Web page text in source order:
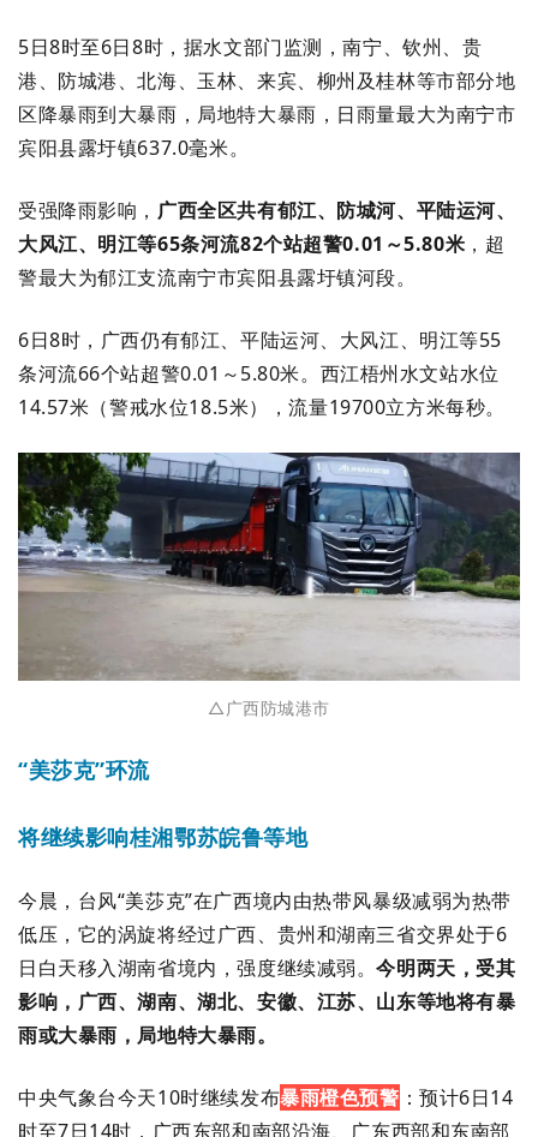
5日8时至6日8时，据水文部门监测，南宁、钦州、贵
港、防城港、北海、玉林、来宾、柳州及桂林等市部分地
区降暴雨到大暴雨，局地特大暴雨，日雨量最大为南宁市
宾阳县露圩镇637.0毫米。
受强降雨影响， 广西全区共有郁江、防城河、平陆运河、
大风江、明江等65条河流82个站超警0.01～5.80米 ，超
警最大为郁江支流南宁市宾阳县露圩镇河段。
6日8时，广西仍有郁江、平陆运河、大风江、明江等55
条河流66个站超警0.01～5.80米。西江梧州水文站水位
14.57米（警戒水位18.5米），流量19700立方米每秒。
△广西防城港市
“美莎克”环流
将继续影响桂湘鄂苏皖鲁等地
今晨，台风“美莎克”在广西境内由热带风暴级减弱为热带
低压， 它的涡旋将经过广西、贵州和湖南三省交界处于6
日白天移入湖南省境内，强度继续减弱。今明两天， 受其
影响， 广西、湖南、湖北、安徽、江苏、山东等地将有暴
雨或大暴雨 ，局地特大暴雨。
中央气象台今天10时继续发布暴雨橙色预警 ：预计6日14
时至7日14时 ，广西东部和南部沿海、广东西部和东南部